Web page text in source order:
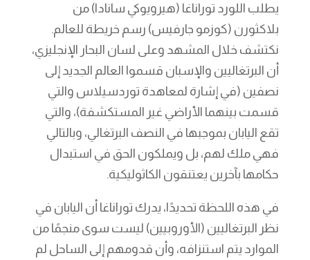
يطلب اللورد توراناغا (هيرويوكي سانادا) من
بلاكثورن (كوزمو جارفيس) رسم خريطة للعالم.
نكتشف خلال المشهد وعلى لسان البحار الإنجليزي،
أن البرتغاليين والإسبان قسموا العالم الجديد إلى
نصفين (في إشارة لمعاهدة توردسيلاس والتي
قسمت بينهما الأراضي غير المستكشفة)، والتي
تقع اليابان بموجبها في النصف البرتغالي، وبالتالي
فهي ملك لهم، بل ويملكون الحق في استبدال
حكامها بآخرين يعتنقون الكاثوليكية.
في هذه اللحظة تحديدًا، يدرك توراناغا أن اليابان في
نظر البرتغاليين (الأوروبيين) ليست سوى منجمًا من
الموارد يتم استنزافه، وأن قدومهم إلى الساحل لم